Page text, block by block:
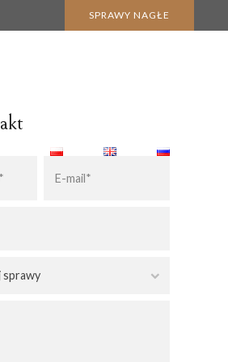
SPRAWY NAGŁE
POBYTU STAŁEGO
sprawy